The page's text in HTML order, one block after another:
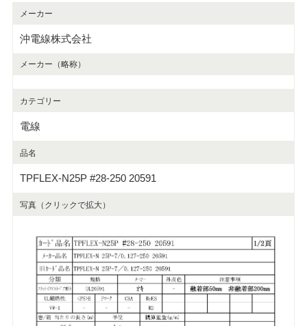
メーカー
沖電線株式会社
メーカー（略称）
カテゴリー
電線
品名
TPFLEX-N25P #28-250 20591
写真（クリックで拡大）